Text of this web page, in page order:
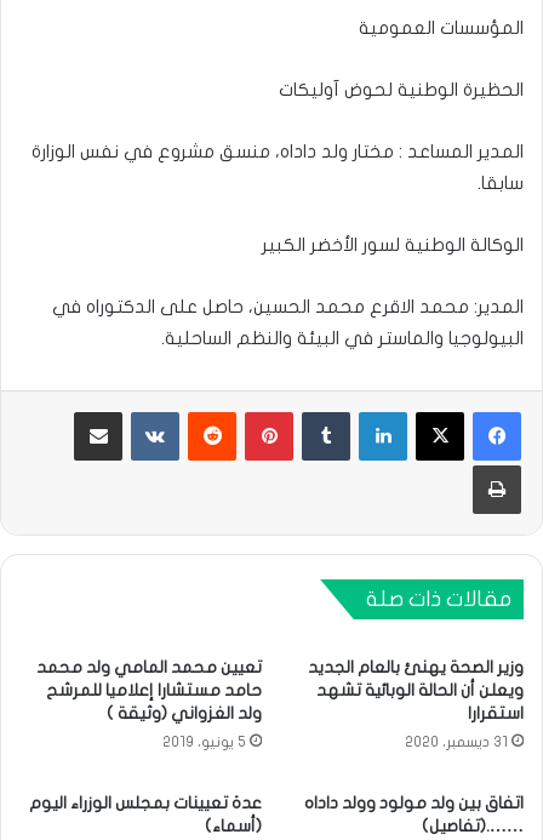
المؤسسات العمومية
الحظيرة الوطنية لحوض آوليكات
المدير المساعد : مختار ولد داداه، منسق مشروع في نفس الوزارة
سابقا.
الوكالة الوطنية لسور الأخضر الكبير
المدير: محمد الاقرع محمد الحسين، حاصل على الدكتوراه في
البيولوجيا والماستر في البيئة والنظم الساحلية.
لينكدإن بينتيريست مشاركة عبر البريد
طباعة
مقالات ذات صلة
وزير الصحة يهنئ بالعام الجديد
ويعلن أن الحالة الوبائية تشهد
استقرارا
31 ديسمبر، 2020
تعيين محمد المامي ولد محمد
حامد مستشارا إعلاميا للمرشح
ولد الغزواني (وثيقة )
5 يونيو، 2019
اتفاق بين ولد مولود وولد داداه
…….(تفاصيل)
عدة تعيينات بمجلس الوزراء اليوم
(أسماء)